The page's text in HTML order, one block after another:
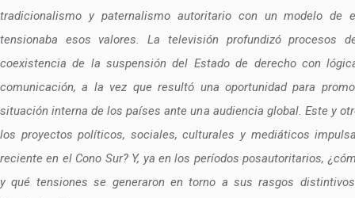
tradicionalismo y paternalismo autoritario con un modelo de
tensionaba esos valores. La televisión profundizó procesos
coexistencia de la suspensión del Estado de derecho con
comunicación, a la vez que resultó una oportunidad para
situación interna de los países ante una audiencia global. Este y
los proyectos políticos, sociales, culturales y mediáticos
reciente en el Cono Sur? Y, ya en los períodos posautoritarios,
y qué tensiones se generaron en torno a sus rasgos